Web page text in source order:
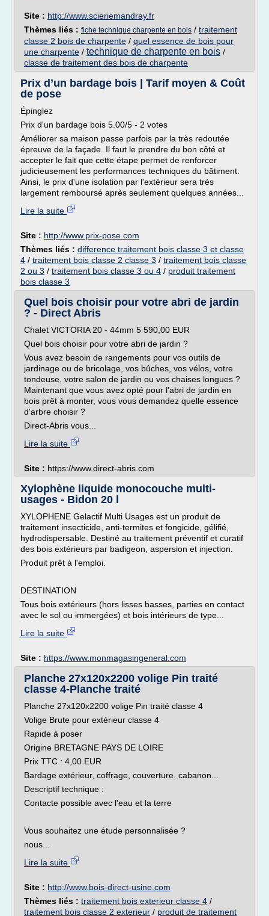
Site : http://www.scieriemandray.fr
Thèmes liés : fiche technique charpente en bois / traitement
classe 2 bois de charpente / quel essence de bois pour
une charpente / technique de charpente en bois /
classe de traitement des bois de charpente
Prix d’un bardage bois | Tarif moyen & Coût
de pose
Épinglez
Prix d'un bardage bois 5.00/5 - 2 votes
Améliorer sa maison passe parfois par la très redoutée
épreuve de la façade. Il faut le prendre du bon côté et
accepter le fait que cette étape permet de renforcer
judicieusement les performances techniques du bâtiment.
Ainsi, le prix d'une isolation par l'extérieur sera très
largement remboursé après seulement quelques années...
Lire la suite
Site : http://www.prix-pose.com
Thèmes liés : difference traitement bois classe 3 et classe
4 / traitement bois classe 2 classe 3 / traitement bois classe
2 ou 3 / traitement bois classe 3 ou 4 / produit traitement
bois classe 3
Quel bois choisir pour votre abri de jardin
? - Direct Abris
Chalet VICTORIA 20 - 44mm 5 590,00 EUR
Quel bois choisir pour votre abri de jardin ?
Vous avez besoin de rangements pour vos outils de
jardinage ou de bricolage, vos bûches, vos vélos, votre
tondeuse, votre salon de jardin ou vos chaises longues ?
Maintenant que vous avez opté pour l'abri de jardin en
bois prêt à monter, vous vous demandez quelle essence
d'arbre choisir ?
Direct-Abris vous...
Lire la suite
Site : https://www.direct-abris.com
Xylophène liquide monocouche multi-
usages - Bidon 20 l
XYLOPHENE Gelactif Multi Usages est un produit de
traitement insecticide, anti-termites et fongicide, gélifié,
hydrodispersable. Destiné au traitement préventif et curatif
des bois extérieurs par badigeon, aspersion et injection.
Produit prêt à l'emploi.
DESTINATION
Tous bois extérieurs (hors lisses basses, parties en contact
avec le sol ou immergées) et bois intérieurs de type...
Lire la suite
Site : https://www.monmagasingeneral.com
Planche 27x120x2200 volige Pin traité
classe 4-Planche traité
Planche 27x120x2200 volige Pin traité classe 4
Volige Brute pour extérieur classe 4
Rapide à poser
Origine BRETAGNE PAYS DE LOIRE
Prix TTC : 4,00 EUR
Bardage extérieur, coffrage, couverture, cabanon...
Descriptif technique :
Contacte possible avec l'eau et la terre
Vous souhaitez une étude personnalisée ?
nous...
Lire la suite
Site : http://www.bois-direct-usine.com
Thèmes liés : traitement bois exterieur classe 4 /
traitement bois classe 2 exterieur / produit de traitement